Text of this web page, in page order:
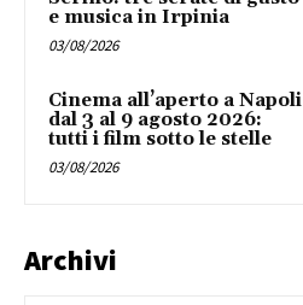
e musica in Irpinia
03/08/2026
Cinema all’aperto a Napoli
dal 3 al 9 agosto 2026:
tutti i film sotto le stelle
03/08/2026
Archivi